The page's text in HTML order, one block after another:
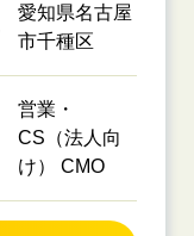
愛知県名古屋
市千種区
営業・
CS（法人向
け） CMO